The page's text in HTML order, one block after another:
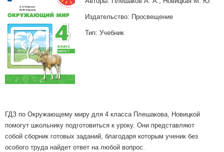
Издательство: Просвещение
Тип: Учебник
ГДЗ по Окружающему миру для 4 класса Плешакова, Новицкой
помогут школьнику подготовиться к уроку. Они представляют
собой сборник готовых заданий, благодаря которым ученик без
особого труда найдет ответ на любой вопрос.